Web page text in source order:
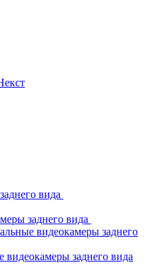
вида
заднего вида
видеокамеры заднего
заднего вида